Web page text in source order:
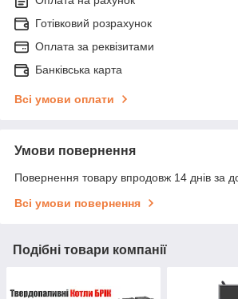
Готівковий розрахунок
Оплата за реквізитами
Банківська карта
Всі умови оплати
Умови повернення
Повернення товару впродовж 14 днів за
Всі умови повернення
Подібні товари компанії